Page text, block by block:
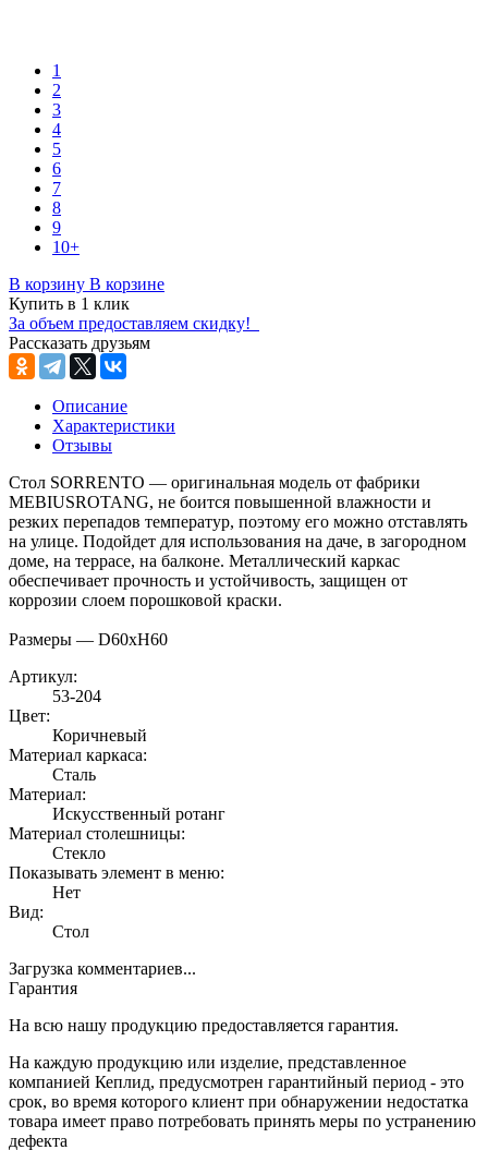
1
2
3
4
5
6
7
8
9
10+
В корзину В корзине
Купить в 1 клик
За объем предоставляем скидку!
Рассказать друзьям
Описание
Характеристики
Отзывы
Стол SORRENTO — оригинальная модель от фабрики
MEBIUSROTANG, не боится повышенной влажности и
резких перепадов температур, поэтому его можно отставлять
на улице. Подойдет для использования на даче, в загородном
доме, на террасе, на балконе. Металлический каркас
обеспечивает прочность и устойчивость, защищен от
коррозии слоем порошковой краски.
Размеры — D60хН60
Артикул:
53-204
Цвет:
Коричневый
Материал каркаса:
Сталь
Материал:
Искусственный ротанг
Материал столешницы:
Стекло
Показывать элемент в меню:
Нет
Вид:
Стол
Загрузка комментариев...
Гарантия
На всю нашу продукцию предоставляется гарантия.
На каждую продукцию или изделие, представленное
компанией Кеплид, предусмотрен гарантийный период - это
срок, во время которого клиент при обнаружении недостатка
товара имеет право потребовать принять меры по устранению
дефекта